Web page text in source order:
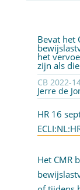
Bevat het
het
zijn als
Jerre de
HR 16
Het CMR